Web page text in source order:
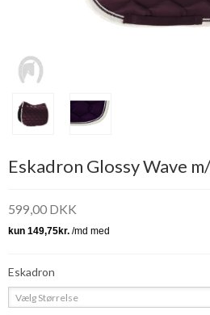
Eskadron Glossy Wave
599,00 DKK
Eskadron
Vælg Størrelse